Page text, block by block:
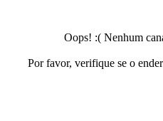
Oops! :( Nenhum
Por favor, verifique se o